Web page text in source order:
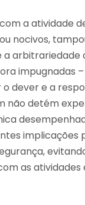
a atividade
nocivos,
arbitrariedade
impugnadas
dever e a
detém
as